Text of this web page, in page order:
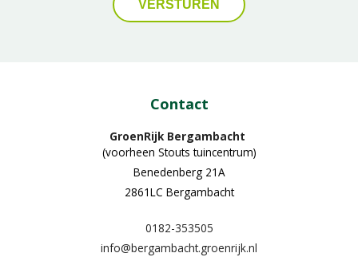
Contact
GroenRijk Bergambacht
(voorheen Stouts tuincentrum)
Benedenberg 21A
2861LC Bergambacht
0182-353505
info@bergambacht.groenrijk.nl